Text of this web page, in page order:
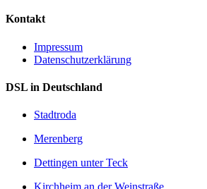
Kontakt
Impressum
Datenschutzerklärung
DSL in Deutschland
Stadtroda
Merenberg
Dettingen unter Teck
Kirchheim an der Weinstraße